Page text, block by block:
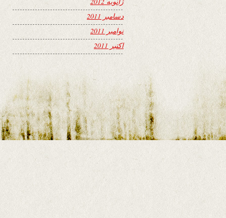
دسامبر 2011
نوامبر 2011
اکتبر 2011